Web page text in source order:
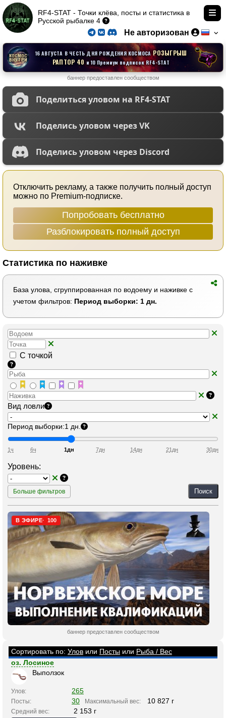
Не авторизован
RF4-STAT - Точки клёва, посты и статистика в
Русской рыбалке 4
КОСМОС
ВНУТРИ
16 АВГУСТА В ЧЕСТЬ ДНЯ РОЖДЕНИЯ КОСМОСА РОЗЫГРЫШ
РАПТОР 40 и 10 Премиум подписок RF4-STAT
баннер предоставлен сообществом
Поделиться уловом на RF4-STAT
Поделись уловом через VK
Поделись уловом через Discord
Отключить рекламу, а также получить полный доступ
можно по Premium-подписке.
Попробовать бесплатно
Разблокировать полный доступ
Статистика по наживке
База улова, сгруппированная по водоему и наживке с
учетом фильтров: Период выборки: 1 дн.
Сортировать по: Улов или Посты или Рыба / Вес
оз. Лосиное
Выползок
Улов: 265
Посты: 30 Максимальный вес: 10 827 г
Средний вес:
2 153 г
С точкой
Вид ловли
Период выборки:1 дн.
1ч 6ч 1дн 7дн 14дн 21дн 30дн
Уровень:
Больше фильтров Поиск
В ЭФИРЕ 100
баннер предоставлен сообществом